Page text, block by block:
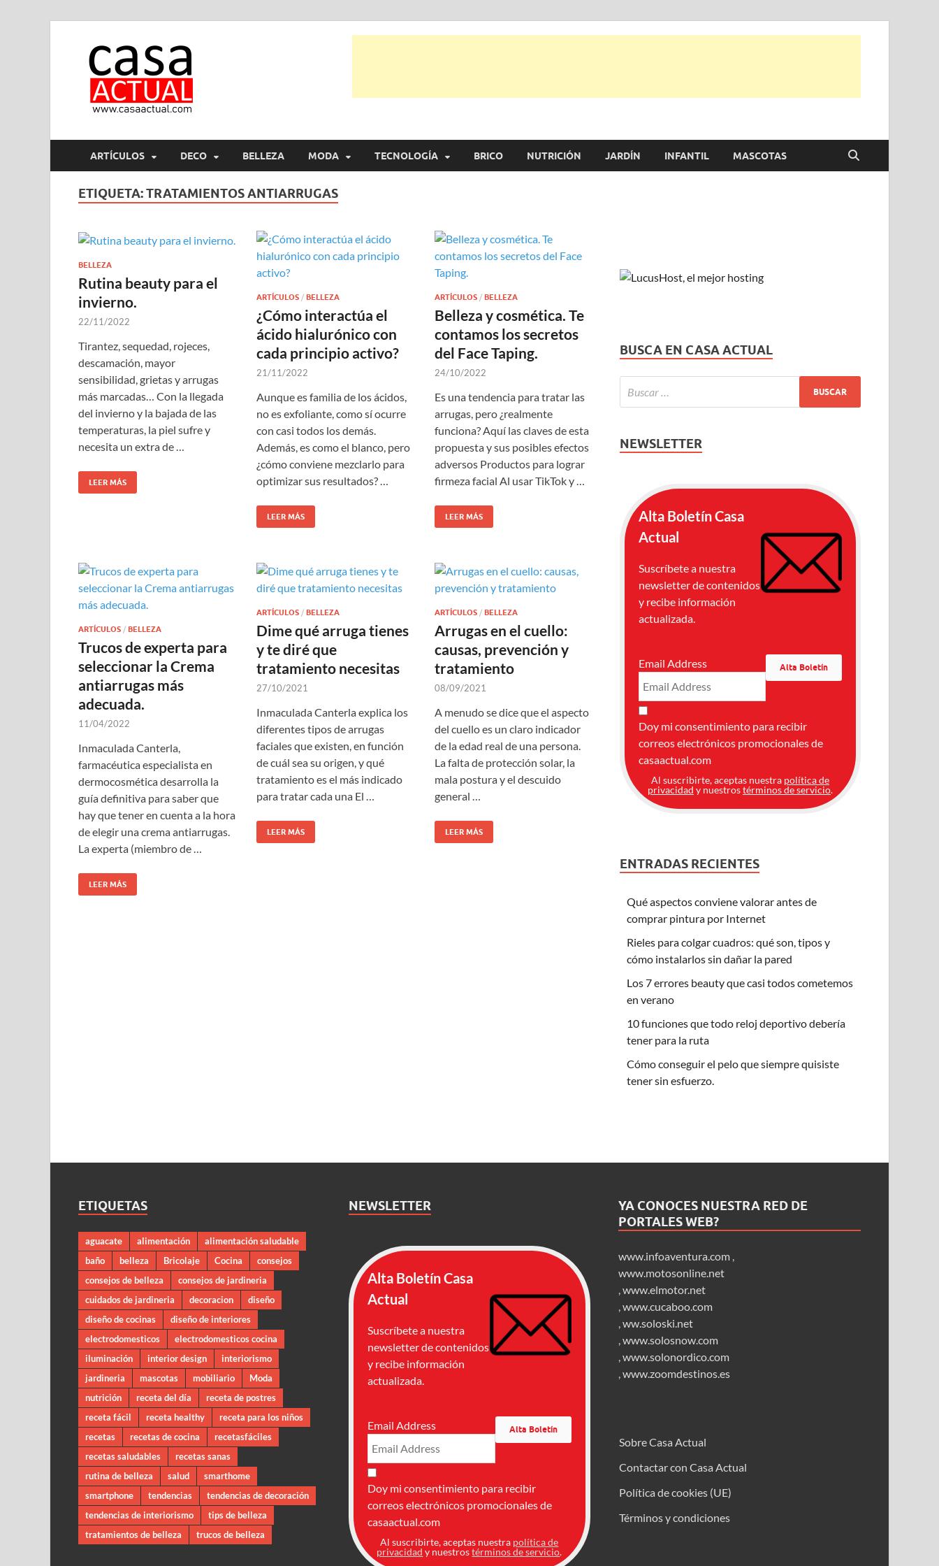
ARTÍCULOS DECO BELLEZA MODA TECNOLOGÍA BRICO NUTRICIÓN JARDÍN INFANTIL MASCOTAS
ETIQUETA:TRATAMIENTOS ANTIARRUGAS
BELLEZA
Rutina beauty para el
invierno.
22/11/2022
Tirantez, sequedad, rojeces,
descamación, mayor
sensibilidad, grietas y arrugas
más marcadas… Con la llegada
del invierno y la bajada de las
temperaturas, la piel sufre y
necesita un extra de …
LEER MÁS
ARTÍCULOS / BELLEZA
¿Cómo interactúa el
ácido hialurónico con
cada principio activo?
21/11/2022
Aunque es familia de los ácidos,
no es exfoliante, como sí ocurre
con casi todos los demás.
Además, es como el blanco, pero
¿cómo conviene mezclarlo para
optimizar sus resultados? …
LEER MÁS
ARTÍCULOS / BELLEZA
Belleza y cosmética. Te
contamos los secretos
del Face Taping.
24/10/2022
Es una tendencia para tratar las
arrugas, pero ¿realmente
funciona? Aquí las claves de esta
propuesta y sus posibles efectos
adversos Productos para lograr
firmeza facial Al usar TikTok y …
LEER MÁS
ARTÍCULOS / BELLEZA
Trucos de experta para
seleccionar la Crema
antiarrugas más
adecuada.
11/04/2022
Inmaculada Canterla,
farmacéutica especialista en
dermocosmética desarrolla la
guía definitiva para saber que
hay que tener en cuenta a la hora
de elegir una crema antiarrugas.
La experta (miembro de …
LEER MÁS
ARTÍCULOS / BELLEZA
Dime qué arruga tienes
y te diré que
tratamiento necesitas
27/10/2021
Inmaculada Canterla explica los
diferentes tipos de arrugas
faciales que existen, en función
de cuál sea su origen, y qué
tratamiento es el más indicado
para tratar cada una El …
LEER MÁS
ARTÍCULOS / BELLEZA
Arrugas en el cuello:
causas, prevención y
tratamiento
08/09/2021
A menudo se dice que el aspecto
del cuello es un claro indicador
de la edad real de una persona.
La falta de protección solar, la
mala postura y el descuido
general …
LEER MÁS
BUSCA EN CASA ACTUAL
NEWSLETTER
Alta Boletín Casa
Actual
Suscríbete a nuestra
newsletter de contenidos
y recibe información
actualizada.
Email Address
Doy mi consentimiento para recibir
correos electrónicos promocionales de
casaactual.com
Al suscribirte, aceptas nuestra política de
privacidad y nuestrostérminos de servicio.
ENTRADAS RECIENTES
Qué aspectos conviene valorar antes de
comprar pintura por Internet
Rieles para colgar cuadros: qué son, tipos y
cómo instalarlos sin dañar la pared
Los 7 errores beauty que casi todos cometemos
en verano
10 funciones que todo reloj deportivo debería
tener para la ruta
Cómo conseguir el pelo que siempre quisiste
tener sin esfuerzo.
ETIQUETAS
aguacate alimentación
alimentación saludable
baño
belleza Bricolaje Cocina
consejos
consejos de belleza
consejos de jardineria
cuidados de jardineria
decoracion
diseño
diseño de cocinas
diseño de interiores
electrodomesticos
electrodomesticos cocina
iluminación
interior design
interiorismo
jardineria
mascotas mobiliario
Moda
nutrición
receta del día
receta de postres
receta fácil
receta healthy
receta para los niños
recetas
recetas de cocina
recetasfáciles
recetas saludables
recetas sanas
rutina de belleza
salud
smarthome
smartphone
tendencias
tendencias de decoración
tendencias de interiorismo
tips de belleza
tratamientos de belleza
trucos de belleza
NEWSLETTER
Alta Boletín Casa
Actual
Suscríbete a nuestra
newsletter de contenidos
y recibe información
actualizada.
Email Address
Doy mi consentimiento para recibir
correos electrónicos promocionales de
casaactual.com
Al suscribirte, aceptas nuestra política de
privacidad y nuestrostérminos de servicio.
YA CONOCES NUESTRA RED DE
PORTALES WEB?
www.infoaventura.com ,
www.motosonline.net
,www.elmotor.net
,www.cucaboo.com
,ww.soloski.net
,www.solosnow.com
,www.solonordico.com
,www.zoomdestinos.es
Sobre Casa Actual
Contactar con Casa Actual
Política de cookies (UE)
Términos y condiciones